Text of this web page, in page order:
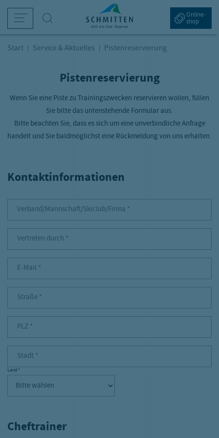
Navigation überspringen
Zum Hauptcontent
Zur Hauptnavigation springen
sr.Table Of Content Pistenreservierung Online­
shop
Winter am Berg
der Pisten
& Bergrestaurants
Bergsommer
& Sommer-Bergbahnen
Sommeraktivitäten
& Bergrestaurants
und Aussichtspunkte
Österreichische Sommer-Bergbahnen
Schifffahrt am Zeller See
& Preise
"Maria Franziska von Trapp"
Tickets & Preise
Tickets
Card
Service & Aktuelles(current)
Schmitten
am See-Kaprun App
Start Service & Aktuelles Pistenreservierung
Pistenreservierung
Wenn Sie eine Piste zu Trainingszwecken reservieren wollen, füllen
Sie bitte das untenstehende Formular aus.
Bitte beachten Sie, dass es sich um eine unverbindliche Anfrage
handelt und Sie baldmöglichst eine Rückmeldung von uns erhalten.
Kontaktinformationen
Verband/Mannschaft/Skiclub/Firma Pflichtfeld
Verband/Mannschaft/Skiclub/Firma *
Vertreten durch Pflichtfeld
Vertreten durch *
E-Mail Pflichtfeld
E-Mail *
Straße Pflichtfeld
Straße*
PLZ Pflichtfeld
PLZ *
Stadt Pflichtfeld
Stadt*
Land Pflichtfeld
Land *
Cheftrainer